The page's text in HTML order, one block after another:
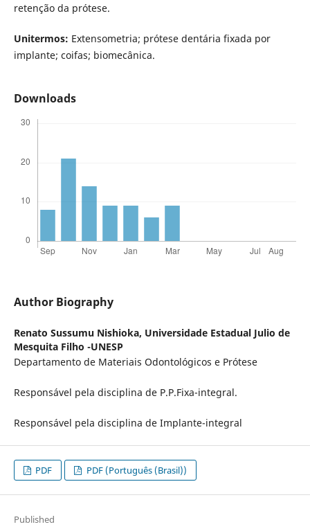
retenção da prótese.
Unitermos: Extensometria; prótese dentária fixada por
implante; coifas; biomecânica.
Downloads
Author Biography
Renato Sussumu Nishioka, Universidade Estadual Julio de
Mesquita Filho -UNESP
Departamento de Materiais Odontológicos e Prótese
Responsável pela disciplina de P.P.Fixa-integral.
Responsável pela disciplina de Implante-integral
PDF PDF (Português (Brasil))
Published